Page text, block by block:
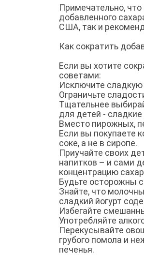
Примечательно,
добавленного
США, так и
Как сократить
Если вы хотите
советами:
Исключите сладкую
Ограничьте
Тщательнее
для детей -
Вместо пирожных,
Если вы покупаете
соке, а не в сиропе.
Приучайте своих
напитков – и сами
концентрацию
Будьте осторожны
Знайте, что
сладкий йогурт
Избегайте
Употребляйте
Перекусывайте
грубого помола и
печенья.